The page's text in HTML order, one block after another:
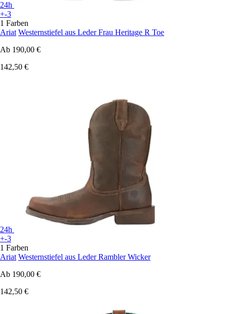
24h
+-3
1 Farben
Ariat Westernstiefel aus Leder Frau Heritage R Toe
Ab 190,00 €
142,50 €
24h
+-3
1 Farben
Ariat Westernstiefel aus Leder Rambler Wicker
Ab 190,00 €
142,50 €